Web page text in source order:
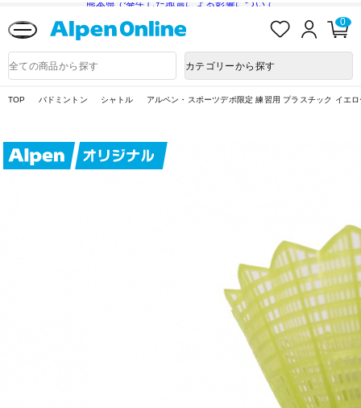
熊本県で発生した地震による影響について
入
ロ
ン
0
品
検
カテゴリーから探す
TOP バドミントン シャトル アルペン・スポーツデポ限定 練習用 プラスチック イエ